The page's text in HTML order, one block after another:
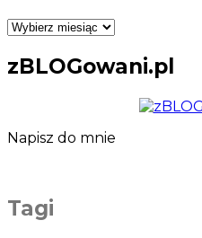
Archiwum
zBLOGowani.pl
Napisz do mnie
Tagi